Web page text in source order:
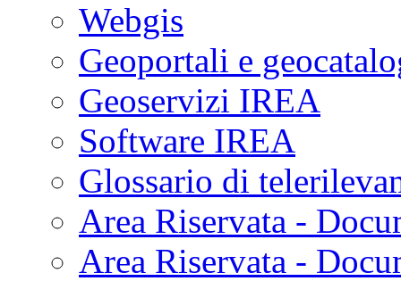
Webgis
Geoportali e
Geoservizi IREA
Software IREA
Glossario di
Area Riservata -
Area Riservata -